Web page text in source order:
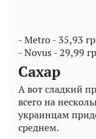
- Metro - 35,93
- Novus - 29,99
Сахар
А вот сладкий
всего на
украинцам
среднем.